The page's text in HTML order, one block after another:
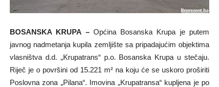
BOSANSKA KRUPA –Općina Bosanska Krupa je putem
javnog nadmetanja kupila zemljište sa pripadajućim objektima
vlasništva d.d. „Krupatrans“ p.o. Bosanska Krupa u stečaju.
Riječ je o površini od 15.221 m² na koju će se uskoro proširiti
Poslovna zona „Pilana“. Imovina „Krupatransa“ kupljena je po